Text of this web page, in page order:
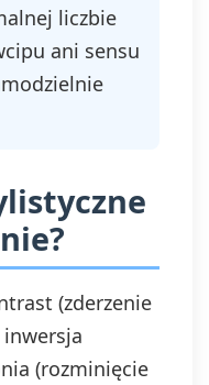
liczbie
ani sensu
(zderzenie
(rozminięcie